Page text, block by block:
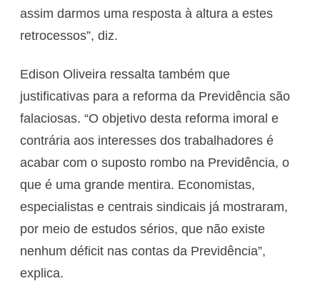
assim darmos uma resposta à altura a estes
retrocessos”, diz.
Edison Oliveira ressalta também que
justificativas para a reforma da Previdência são
falaciosas. “O objetivo desta reforma imoral e
contrária aos interesses dos trabalhadores é
acabar com o suposto rombo na Previdência, o
que é uma grande mentira. Economistas,
especialistas e centrais sindicais já mostraram,
por meio de estudos sérios, que não existe
nenhum déficit nas contas da Previdência”,
explica.